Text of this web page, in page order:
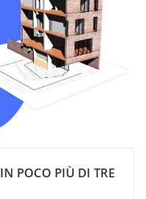
POCO PIÙ DI TRE